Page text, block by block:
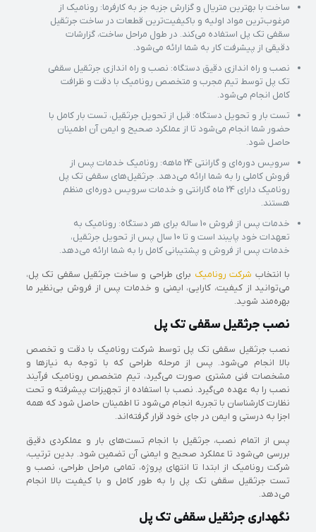
ساخت با بهترین متریال و گزارش جزبه جز به کارفرما: رونامیک از
مرغوب‌ترین مواد اولیه و باکیفیت‌ترین قطعات در ساخت جرثقیل
سقفی تک پل استفاده می‌کند. در طول مراحل ساخت، گزارشات
دقیقی از پیشرفت کار به شما ارائه می‌شود.
نصب و راه اندازی دقیق دستگاه: نصب و راه اندازی جرثقیل سقفی
تک پل توسط تیم مجرب و متخصص رونامیک با دقت و ظرافت
کامل انجام می‌شود.
تست بار و تحویل دستگاه: قبل از تحویل جرثقیل، تست بار کامل با
حضور شما انجام می‌شود تا از عملکرد صحیح و ایمن آن اطمینان
حاصل شود.
سرویس دوره‌ای و گارانتی 24 ماهه: رونامیک خدمات پس از
فروش کاملی را به شما ارائه می‌دهد. جرثقیل‌های سقفی تک پل
رونامیک دارای 24 ماه گارانتی و خدمات سرویس دوره‌ای منظم
هستند.
خدمات پس از فروش 10 ساله برای هر دستگاه: رونامیک به
تعهدات خود پایبند است و تا 10 سال پس از تحویل جرثقیل،
خدمات پس از فروش و پشتیبانی کامل را به شما ارائه می‌دهد.
با انتخاب شرکت رونامیک برای طراحی و ساخت جرثقیل سقفی تک پل،
می‌توانید از کیفیت، کارایی، ایمنی و خدمات پس از فروش بی‌نظیر ما
بهره‌مند شوید.
‏نصب جرثقیل سقفی تک پل
نصب جرثقیل سقفی تک پل توسط شرکت رونامیک با دقت و تخصص
بالا انجام می‌شود. پس از مرحله طراحی که با توجه به نیازها و
مشخصات فنی مشتری صورت می‌گیرد، تیم متخصص رونامیک فرآیند
نصب را به عهده می‌گیرد. نصب با استفاده از تجهیزات پیشرفته و تحت
نظارت کارشناسان با تجربه انجام می‌شود تا اطمینان حاصل شود که همه
اجزا به درستی و ایمن در جای خود قرار گرفته‌اند.
پس از اتمام نصب، جرثقیل با انجام تست‌های بار و عملکردی دقیق
بررسی می‌شود تا عملکرد صحیح و ایمنی آن تضمین شود. بدین ترتیب،
شرکت رونامیک از ابتدا تا انتهای پروژه، تمامی مراحل طراحی، نصب و
تست جرثقیل سقفی تک پل را به طور کامل و با کیفیت بالا انجام
می‌دهد.
نگهداری جرثقیل سقفی تک پل